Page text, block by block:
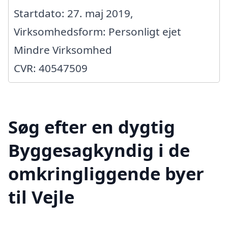
Startdato: 27. maj 2019,
Virksomhedsform: Personligt ejet
Mindre Virksomhed
CVR: 40547509
Søg efter en dygtig
Byggesagkyndig i de
omkringliggende byer
til Vejle